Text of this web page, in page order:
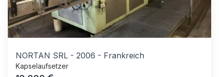
NORTAN SRL - 2006 - Frankreich
Kapselaufsetzer